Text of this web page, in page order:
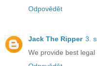
Odpovědět
Jack The Ripper 3.
We provide best legal